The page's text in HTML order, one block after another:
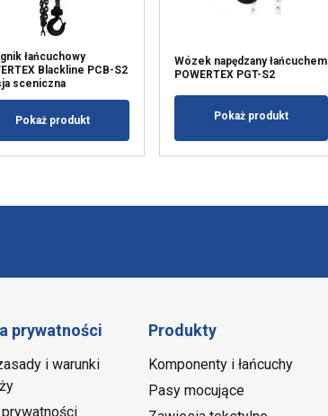
łańcuchowy
Blackline PCB-S2
sceniczna
Pokaż produkt
Wózek napędzany łańcuchem
POWERTEX PGT-S2
Pokaż produkt
prywatności
i warunki
Produkty
Komponenty i łańcuchy
Pasy mocujące